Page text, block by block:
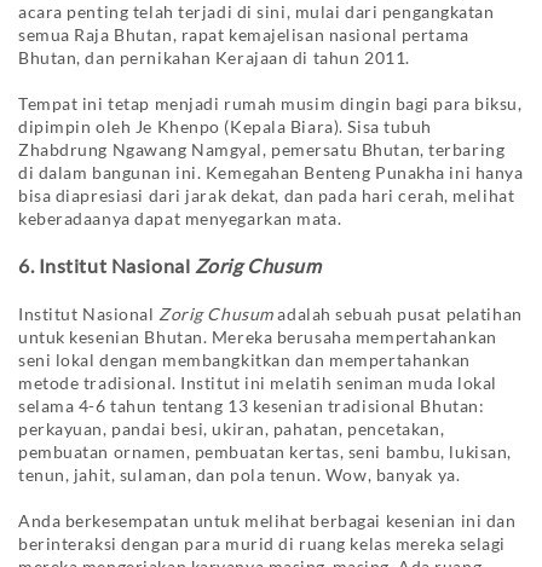
acara penting telah terjadi di sini, mulai dari pengangkatan
semua Raja Bhutan, rapat kemajelisan nasional pertama
Bhutan, dan pernikahan Kerajaan di tahun 2011.
Tempat ini tetap menjadi rumah musim dingin bagi para biksu,
dipimpin oleh Je Khenpo (Kepala Biara). Sisa tubuh
Zhabdrung Ngawang Namgyal, pemersatu Bhutan, terbaring
di dalam bangunan ini. Kemegahan Benteng Punakha ini hanya
bisa diapresiasi dari jarak dekat, dan pada hari cerah, melihat
keberadaanya dapat menyegarkan mata.
6. Institut Nasional Zorig Chusum
Institut Nasional Zorig Chusumadalah sebuah pusat pelatihan
untuk kesenian Bhutan. Mereka berusaha mempertahankan
seni lokal dengan membangkitkan dan mempertahankan
metode tradisional. Institut ini melatih seniman muda lokal
selama 4-6 tahun tentang 13 kesenian tradisional Bhutan:
perkayuan, pandai besi, ukiran, pahatan, pencetakan,
pembuatan ornamen, pembuatan kertas, seni bambu, lukisan,
tenun, jahit, sulaman, dan pola tenun. Wow, banyak ya.
Anda berkesempatan untuk melihat berbagai kesenian ini dan
berinteraksi dengan para murid di ruang kelas mereka selagi